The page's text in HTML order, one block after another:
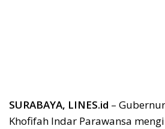
SURABAYA, LINES.id –
Khofifah Indar Parawansa